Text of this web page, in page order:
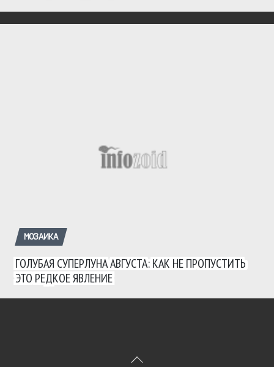
МОЗАИКА
ГОЛУБАЯ СУПЕРЛУНА АВГУСТА: КАК НЕ ПРОПУСТИТЬ
ЭТО РЕДКОЕ ЯВЛЕНИЕ